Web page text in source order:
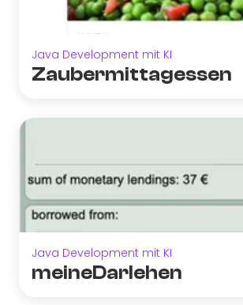
Java Development mit KI
Zaubermittagessen
Java Development mit KI
meineDarlehen